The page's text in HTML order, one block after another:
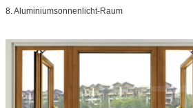
8. Aluminiumsonnenlicht-Raum